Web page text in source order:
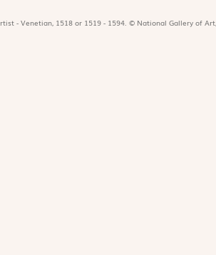
- Venetian, 1518 or 1519 - 1594. © National Gallery of Art,